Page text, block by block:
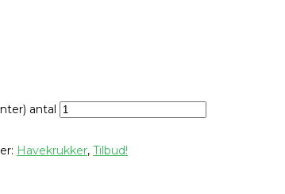
antal
Havekrukker, Tilbud!